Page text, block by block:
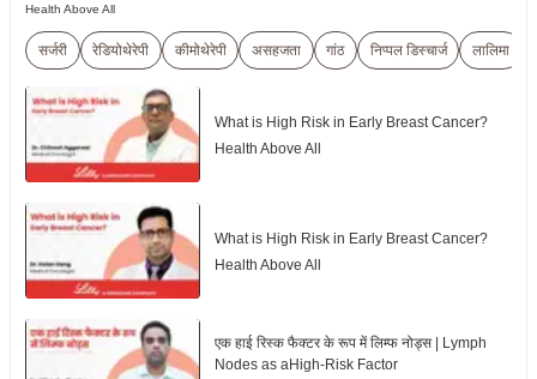
Health Above All
सर्जरी रेडियोथेरेपी कीमोथेरेपी असहजता गांठ निप्पल डिस्चार्ज लालिमा
What is High Risk in Early Breast Cancer?
Health Above All
What is High Risk in Early Breast Cancer?
Health Above All
एक हाई रिस्क फैक्टर के रूप में लिम्फ नोड्स | Lymph
Nodes as aHigh-Risk Factor